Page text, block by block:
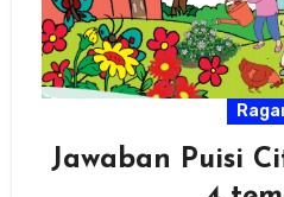
Jawaban Puisi